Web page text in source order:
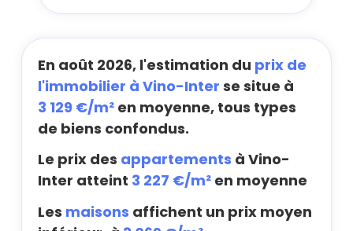
En août 2026, l'estimation du prix de
l'immobilier à Vino-Inter se situe à
3 129 €/m² en moyenne, tous types
de biens confondus.
Le prix des appartements à Vino-
Inter atteint 3 227 €/m² en moyenne
Les maisons affichent un prix moyen